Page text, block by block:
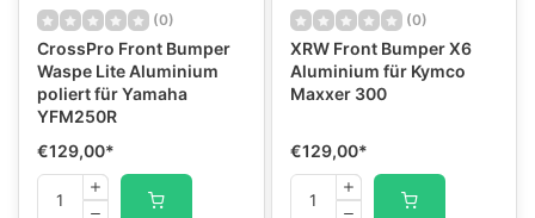
(0)
CrossPro Front Bumper
Waspe Lite Aluminium
poliert für Yamaha
YFM250R
€129,00*
(0)
XRW Front Bumper X6
Aluminium für Kymco
Maxxer 300
€129,00*